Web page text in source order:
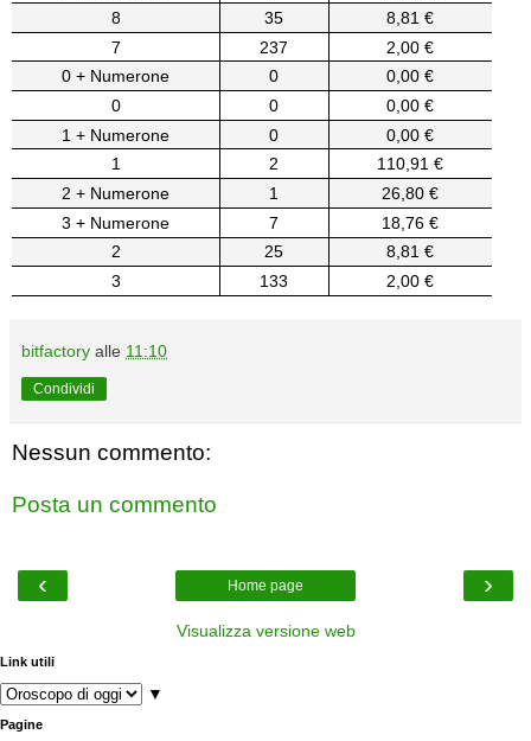
8
35
8,81 €
7
237
2,00 €
0 + Numerone
0
0,00 €
0
0
0,00 €
1 + Numerone
0
0,00 €
1
2
110,91 €
2 + Numerone
1
26,80 €
3 + Numerone
7
18,76 €
2
25
8,81 €
3
133 2,00 €
bitfactory alle 11:10
Condividi
Nessun commento:
Posta un commento
‹ ›
Home page
Visualizza versione web
Link utili
▼
Pagine